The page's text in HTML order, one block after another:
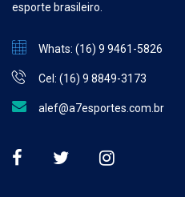
esporte brasileiro.
Whats: (16) 9 9461-5826
Cel: (16) 9 8849-3173
alef@a7esportes.com.br